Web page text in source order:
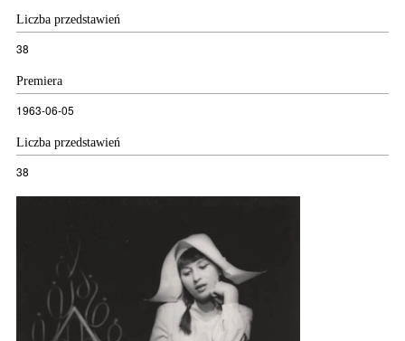
Liczba przedstawień
38
Premiera
1963-06-05
Liczba przedstawień
38